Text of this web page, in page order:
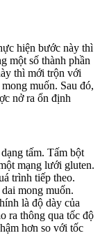
hiện bước này thì
một số thành phần
thì mới trộn với
muốn. Sau đó,
nở ra ổn định
tấm. Tấm bột
mạng lưới gluten.
trình tiếp theo.
mong muốn.
là độ dày của
ra thông qua tốc độ
hơn so với tốc